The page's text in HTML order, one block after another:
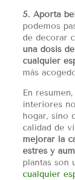
5. Aporta
podemos
de decorar
una dosis
cualquier
más
En
interiores
hogar, sino
calidad de
mejorar la
estrés y
plantas son
cualquier